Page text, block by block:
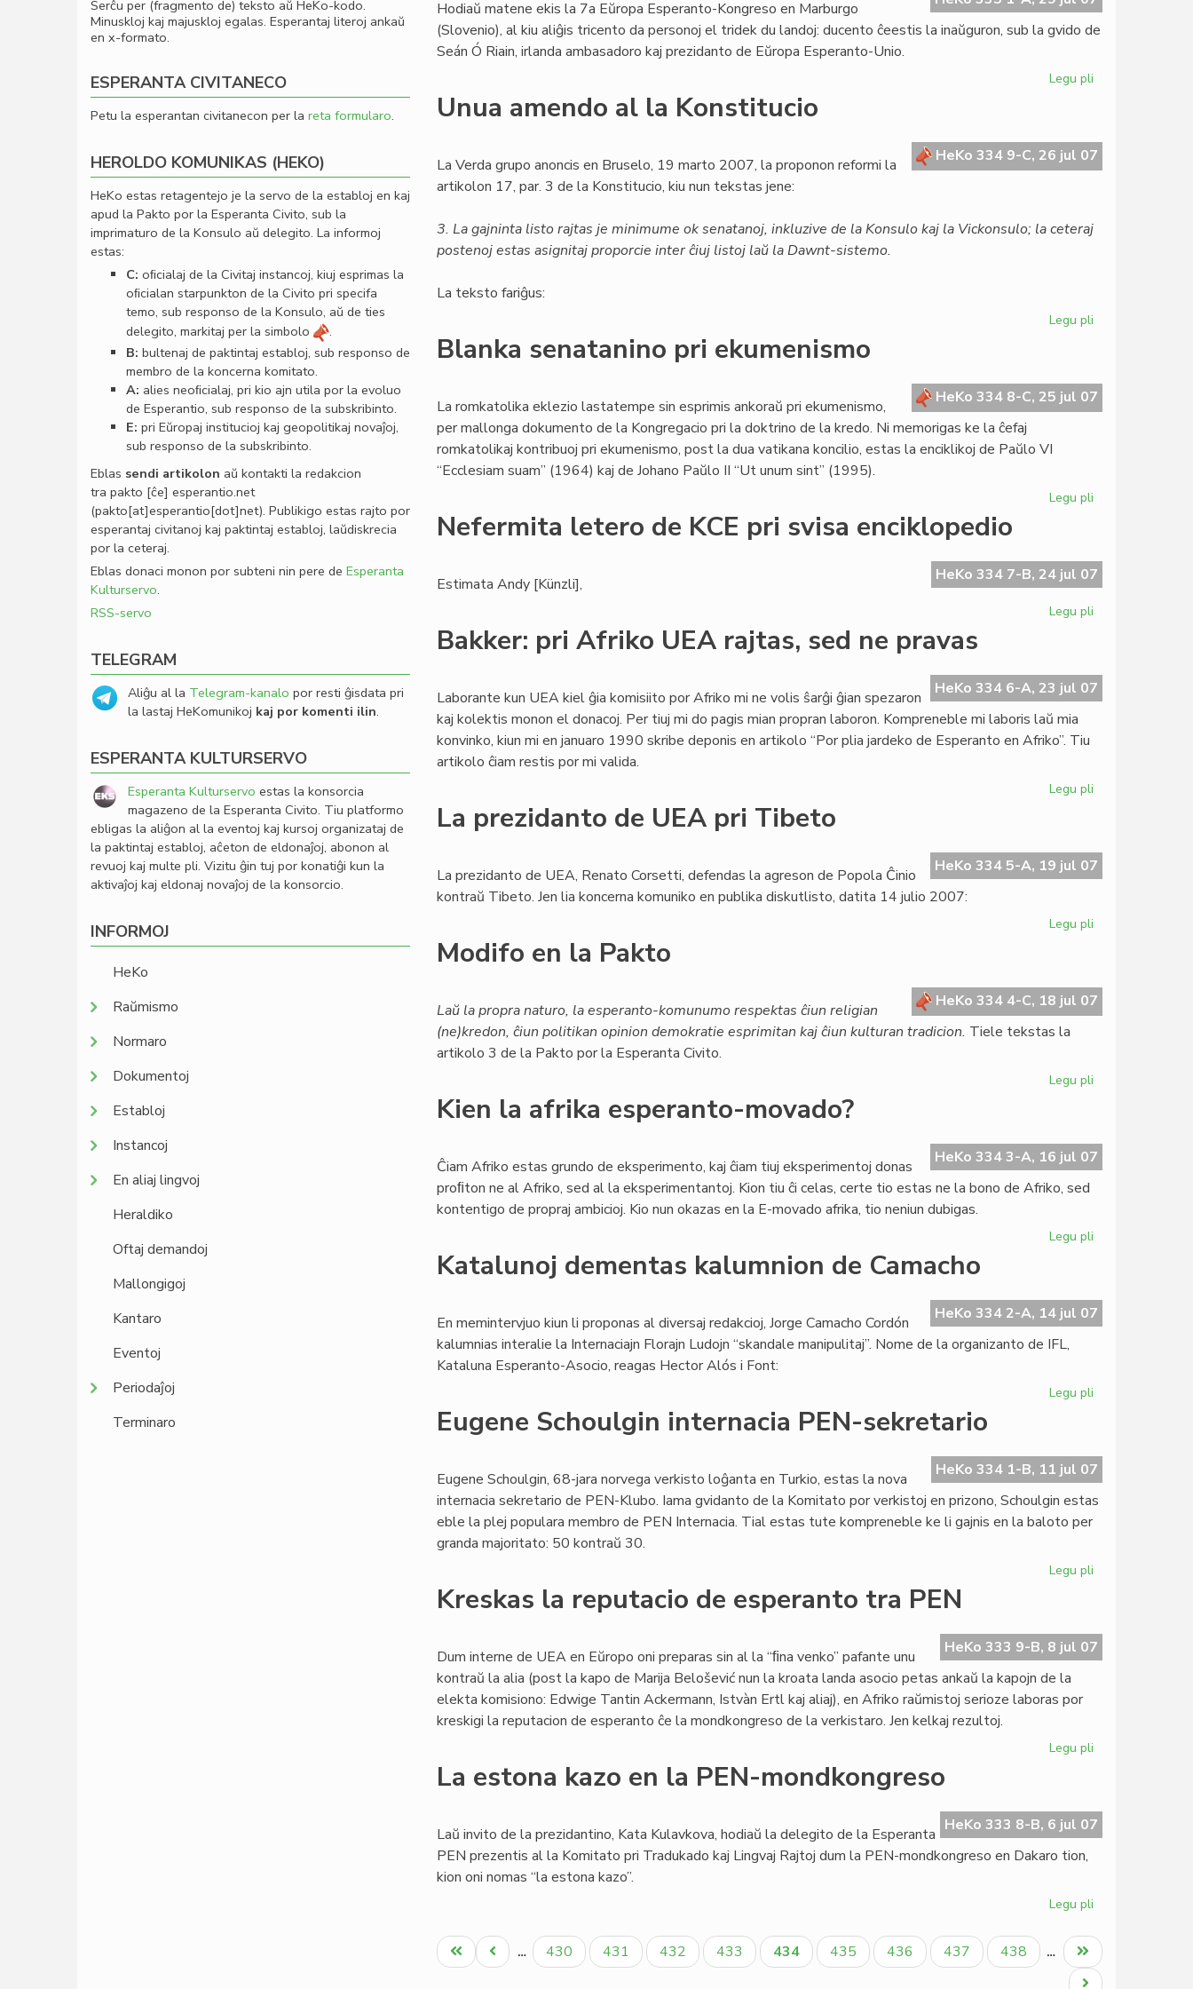
Hodiaŭ matene ekis la 7a Eŭropa Esperanto-Kongreso en Marburgo
(Slovenio), al kiu aliĝis tricento da personoj el tridek du landoj: ducento ĉeestis la inaŭguron, sub la gvido de
Seán Ó Riain, irlanda ambasadoro kaj prezidanto de Eŭropa Esperanto-Unio.
Legu pli
Eŭropa
Esperanto-
Unua amendo al la Konstitucio
HeKo 334 9-C, 26 jul 07
La Verda grupo anoncis en Bruselo, 19 marto 2007, la proponon reformi la
artikolon 17, par. 3 de la Konstitucio, kiu nun tekstas jene:
3. La gajninta listo rajtas je minimume ok senatanoj, inkluzive de la Konsulo kaj la Vickonsulo; la ceteraj
postenoj estas asignitaj proporcie inter ĉiuj listoj laŭ la Dawnt-sistemo.
La teksto fariĝus:
Legu pli
la
Konstitucio
Blanka senatanino pri ekumenismo
HeKo 334 8-C, 25 jul 07
La romkatolika eklezio lastatempe sin esprimis ankoraŭ pri ekumenismo,
per mallonga dokumento de la Kongregacio pri la doktrino de la kredo. Ni memorigas ke la ĉefaj
romkatolikaj kontribuoj pri ekumenismo, post la dua vatikana koncilio, estas la enciklikoj de Paŭlo VI
“Ecclesiam suam” (1964) kaj de Johano Paŭlo II “Ut unum sint” (1995).
Legu pli
ekumenismo
Nefermita letero de KCE pri svisa enciklopedio
HeKo 334 7-B, 24 jul 07
Estimata Andy [Künzli],
Legu pli
KCE
pri
Bakker: pri Afriko UEA rajtas, sed ne pravas
HeKo 334 6-A, 23 jul 07
Laborante kun UEA kiel ĝia komisiito por Afriko mi ne volis ŝarĝi ĝian spezaron
kaj kolektis monon el donacoj. Per tiuj mi do pagis mian propran laboron. Kompreneble mi laboris laŭ mia
konvinko, kiun mi en januaro 1990 skribe deponis en artikolo “Por plia jardeko de Esperanto en Afriko”. Tiu
artikolo ĉiam restis por mi valida.
Legu pli
UEA
rajtas,
La prezidanto de UEA pri Tibeto
HeKo 334 5-A, 19 jul 07
La prezidanto de UEA, Renato Corsetti, defendas la agreson de Popola Ĉinio
kontraŭ Tibeto. Jen lia koncerna komuniko en publika diskutlisto, datita 14 julio 2007:
Legu pli
UEA
pri
Modifo en la Pakto
HeKo 334 4-C, 18 jul 07
Laŭ la propra naturo, la esperanto-komunumo respektas ĉiun religian
(ne)kredon, ĉiun politikan opinion demokratie esprimitan kaj ĉiun kulturan tradicion. Tiele tekstas la
artikolo 3 de la Pakto por la Esperanta Civito.
Legu pli
Pakto
Kien la afrika esperanto-movado?
HeKo 334 3-A, 16 jul 07
Ĉiam Afriko estas grundo de eksperimento, kaj ĉiam tiuj eksperimentoj donas
proﬁton ne al Afriko, sed al la eksperimentantoj. Kion tiu ĉi celas, certe tio estas ne la bono de Afriko, sed
kontentigo de propraj ambicioj. Kio nun okazas en la E-movado afrika, tio neniun dubigas.
Legu pli
esperanto-
movado?
Katalunoj dementas kalumnion de Camacho
HeKo 334 2-A, 14 jul 07
En memintervjuo kiun li proponas al diversaj redakcioj, Jorge Camacho Cordón
kalumnias interalie la Internaciajn Florajn Ludojn “skandale manipulitaj”. Nome de la organizanto de IFL,
Kataluna Esperanto-Asocio, reagas Hector Alós i Font:
Legu pli
de
Camacho
Eugene Schoulgin internacia PEN-sekretario
HeKo 334 1-B, 11 jul 07
Eugene Schoulgin, 68-jara norvega verkisto loĝanta en Turkio, estas la nova
internacia sekretario de PEN-Klubo. Iama gvidanto de la Komitato por verkistoj en prizono, Schoulgin estas
eble la plej populara membro de PEN Internacia. Tial estas tute kompreneble ke li gajnis en la baloto per
granda majoritato: 50 kontraŭ 30.
Legu pli
PEN-
sekretario
Kreskas la reputacio de esperanto tra PEN
HeKo 333 9-B, 8 jul 07
Dum interne de UEA en Eŭropo oni preparas sin al la “ﬁna venko” pafante unu
kontraŭ la alia (post la kapo de Marija Belošević nun la kroata landa asocio petas ankaŭ la kapojn de la
elekta komisiono: Edwige Tantin Ackermann, Istvàn Ertl kaj aliaj), en Afriko raŭmistoj serioze laboras por
kreskigi la reputacion de esperanto ĉe la mondkongreso de la verkistaro. Jen kelkaj rezultoj.
Legu pli
de
esperanto
La estona kazo en la PEN-mondkongreso
HeKo 333 8-B, 6 jul 07
Laŭ invito de la prezidantino, Kata Kulavkova, hodiaŭ la delegito de la Esperanta
PEN prezentis al la Komitato pri Tradukado kaj Lingvaj Rajtoj dum la PEN-mondkongreso en Dakaro tion,
kion oni nomas “la estona kazo”.
Legu pli
estona
kazo
en
Pagination
Unua
paĝo
Antaŭa
paĝo
… Paĝo
430 Paĝo
431 Paĝo
432 Paĝo
433
Aktuala
paĝo
434 Paĝo
435 Paĝo
436 Paĝo
437 Paĝo
438 …
Last
page
Next
Serĉu per (fragmento de) teksto aŭ HeKo-kodo.
Minuskloj kaj majuskloj egalas. Esperantaj literoj ankaŭ
en x-formato.
ESPERANTA CIVITANECO
Petu la esperantan civitanecon per la reta formularo.
HEROLDO KOMUNIKAS (HEKO)
HeKo estas retagentejo je la servo de la establoj en kaj
apud la Pakto por la Esperanta Civito, sub la
imprimaturo de la Konsulo aŭ delegito. La informoj
estas:
C: oﬁcialaj de la Civitaj instancoj, kiuj esprimas la
oﬁcialan starpunkton de la Civito pri specifa
temo, sub responso de la Konsulo, aŭ de ties
delegito, markitaj per la simbolo
.
B: bultenaj de paktintaj establoj, sub responso de
membro de la koncerna komitato.
A: alies neoﬁcialaj, pri kio ajn utila por la evoluo
de Esperantio, sub responso de la subskribinto.
E: pri Eŭropaj institucioj kaj geopolitikaj novaĵoj,
sub responso de la subskribinto.
Eblas sendi artikolon aŭ kontakti la redakcion
tra pakto [ĉe] esperantio.net
(pakto[at]esperantio[dot]net). Publikigo estas rajto por
esperantaj civitanoj kaj paktintaj establoj, laŭdiskrecia
por la ceteraj.
Eblas donaci monon por subteni nin pere de Esperanta
Kulturservo.
RSS-servo
TELEGRAM
Aliĝu al la Telegram-kanalo por resti ĝisdata pri
la lastaj HeKomunikoj kaj por komenti ilin.
ESPERANTA KULTURSERVO
Esperanta Kulturservo estas la konsorcia
magazeno de la Esperanta Civito. Tiu platformo
ebligas la aliĝon al la eventoj kaj kursoj organizataj de
la paktintaj establoj, aĉeton de eldonaĵoj, abonon al
revuoj kaj multe pli. Vizitu ĝin tuj por konatiĝi kun la
aktivaĵoj kaj eldonaj novaĵoj de la konsorcio.
INFORMOJ
HeKo
Raŭmismo
Normaro
Dokumentoj
Establoj
Instancoj
En aliaj lingvoj
Heraldiko
Oftaj demandoj
Mallongigoj
Kantaro
Eventoj
Periodaĵoj
Terminaro